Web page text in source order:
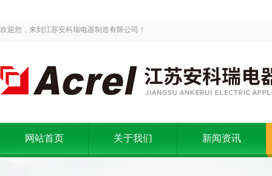
欢迎您，来到江苏安科瑞电器制造有限公司！
网站首页 关于我们 新闻资讯